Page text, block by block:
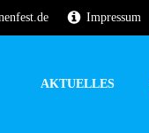
Impressum
AKTUELLES